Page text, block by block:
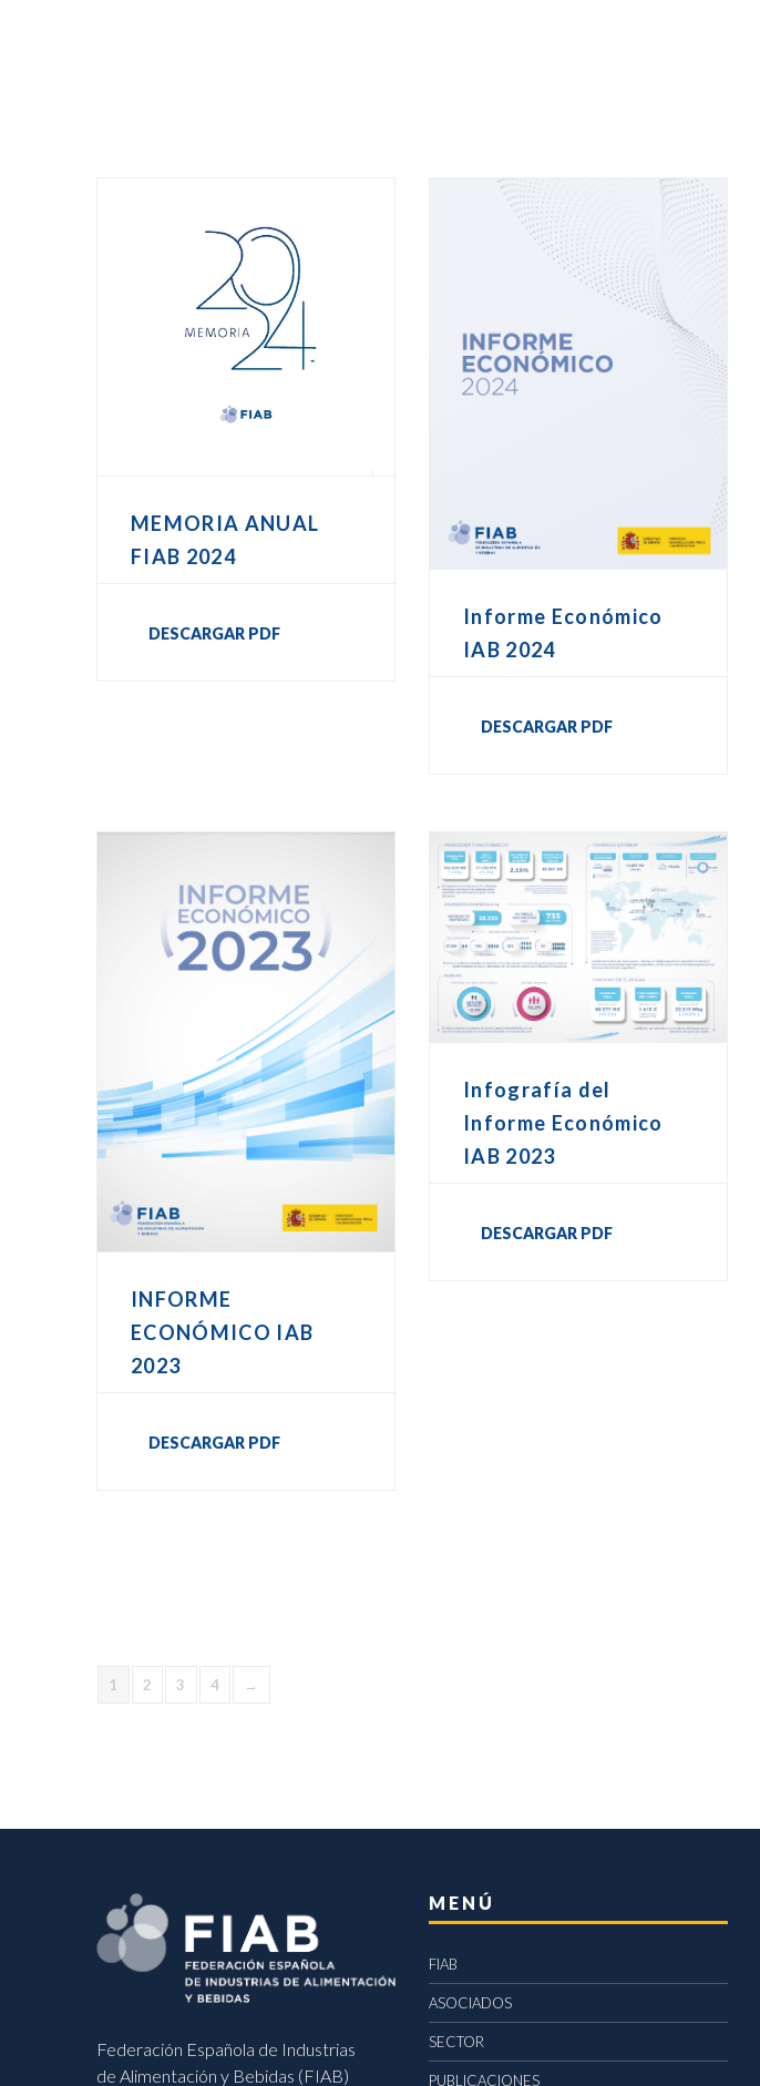
MEMORIA ANUAL
FIAB 2024
DESCARGAR PDF
Informe Económico
IAB 2024
DESCARGAR PDF
INFORME
ECONÓMICO IAB
2023
DESCARGAR PDF
Infografía del
Informe Económico
IAB 2023
DESCARGAR PDF
1 2 3 4 →
Federación Española de Industrias
de Alimentación y Bebidas (FIAB)
MENÚ
FIAB
ASOCIADOS
SECTOR
PUBLICACIONES